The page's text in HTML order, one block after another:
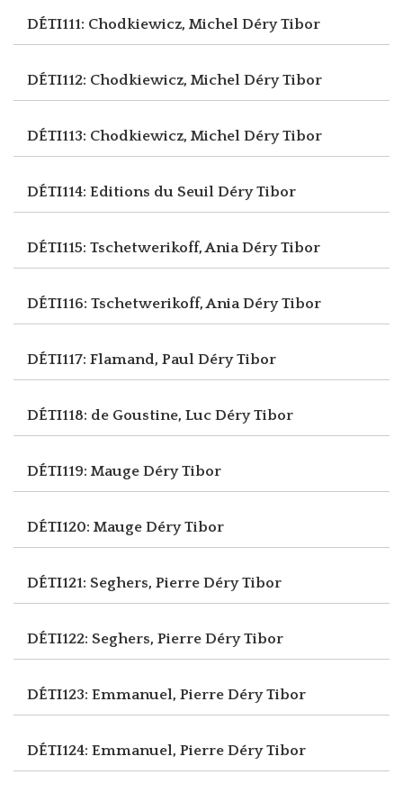
DÉTI111: Chodkiewicz, Michel Déry Tibor
DÉTI112: Chodkiewicz, Michel Déry Tibor
DÉTI113: Chodkiewicz, Michel Déry Tibor
DÉTI114: Editions du Seuil Déry Tibor
DÉTI115: Tschetwerikoff, AniaDéry Tibor
DÉTI116: Tschetwerikoff, AniaDéry Tibor
DÉTI117: Flamand, Paul Déry Tibor
DÉTI118: de Goustine, Luc Déry Tibor
DÉTI119: Mauge Déry Tibor
DÉTI120: Mauge Déry Tibor
DÉTI121: Seghers, Pierre Déry Tibor
DÉTI122: Seghers, Pierre Déry Tibor
DÉTI123: Emmanuel, Pierre Déry Tibor
DÉTI124: Emmanuel, Pierre Déry Tibor